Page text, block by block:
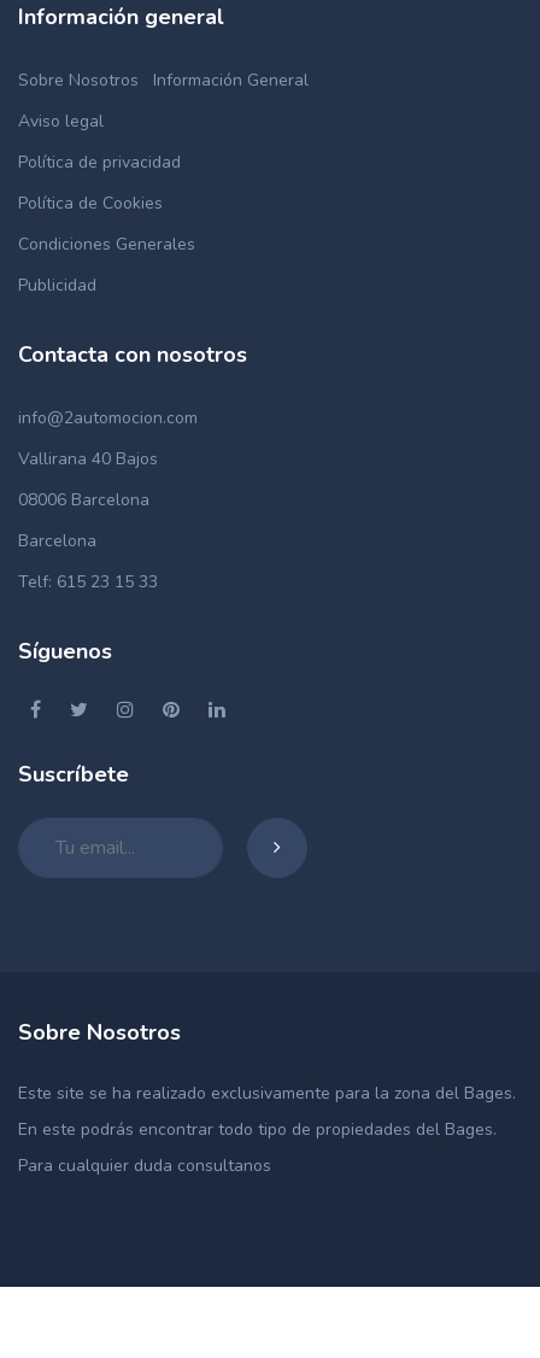
Información general
Sobre Nosotros
Información General
Aviso legal
Política de privacidad
Política de Cookies
Condiciones Generales
Publicidad
Contacta con nosotros
info@2automocion.com
Vallirana 40 Bajos
08006 Barcelona
Barcelona
Telf: 615 23 15 33
Síguenos
Suscríbete
Sobre Nosotros
Este site se ha realizado exclusivamente para la zona del Bages.
En este podrás encontrar todo tipo de propiedades del Bages.
Para cualquier duda consultanos